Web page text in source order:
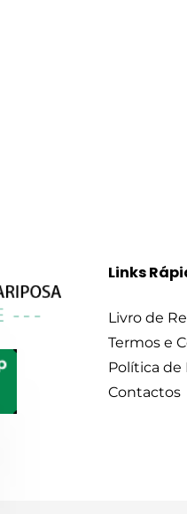
Links
Livro de
Termos e
Política de
Contactos